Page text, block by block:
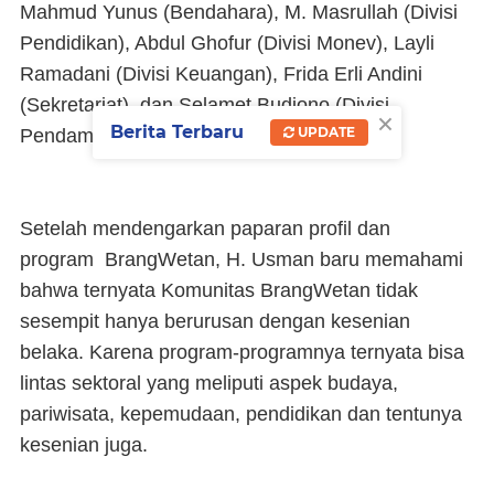
Mahmud Yunus (Bendahara), M. Masrullah (Divisi
Pendidikan), Abdul Ghofur (Divisi Monev), Layli
Ramadani (Divisi Keuangan), Frida Erli Andini
(Sekretariat), dan Selamet Budiono (Divisi
Pendampingan).
Setelah mendengarkan paparan profil dan
program BrangWetan, H. Usman baru memahami
bahwa ternyata Komunitas BrangWetan tidak
sesempit hanya berurusan dengan kesenian
belaka. Karena program-programnya ternyata bisa
lintas sektoral yang meliputi aspek budaya,
pariwisata, kepemudaan, pendidikan dan tentunya
kesenian juga.
×
Berita Terbaru UPDATE